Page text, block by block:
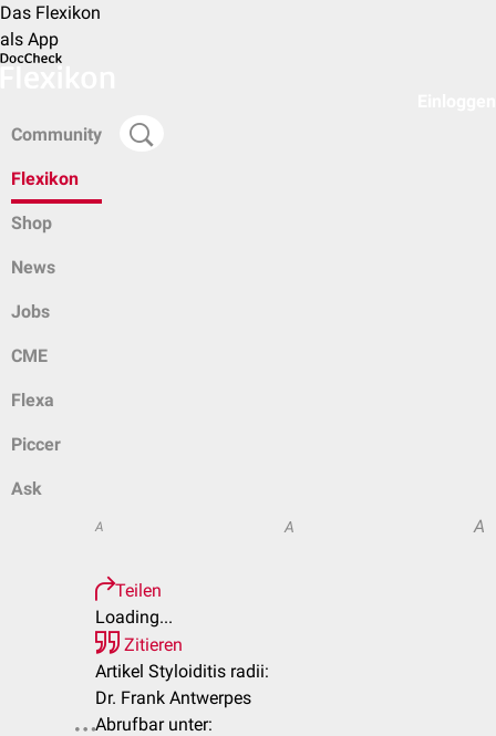
Das Flexikon
als App
Community
Flexikon
Shop
News
Jobs
CME
Flexa
Piccer
Ask
A A A
Teilen
Loading...
Zitieren
Artikel Styloiditis radii:
Dr. Frank Antwerpes
Abrufbar unter: